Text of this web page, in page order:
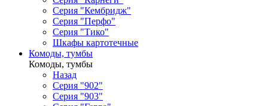
Серия "Кембридж"
Серия "Перфо"
Серия "Тико"
Шкафы картотечные
Комоды, тумбы
Комоды, тумбы
Назад
Серия "902"
Серия "903"